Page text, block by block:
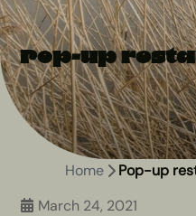
Pop-up
Home
Pop-up
March 24, 2021